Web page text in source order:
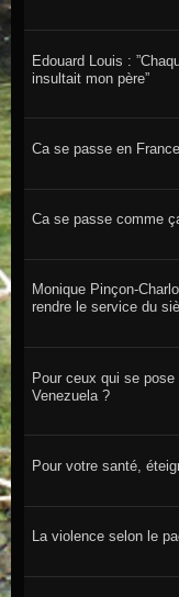
Edouard Louis :
insultait mon père”
Ca se passe en
Ca se passe comme
Monique Pinçon-
rendre le service du
Pour ceux qui se
Venezuela ?
Pour votre santé,
La violence selon le